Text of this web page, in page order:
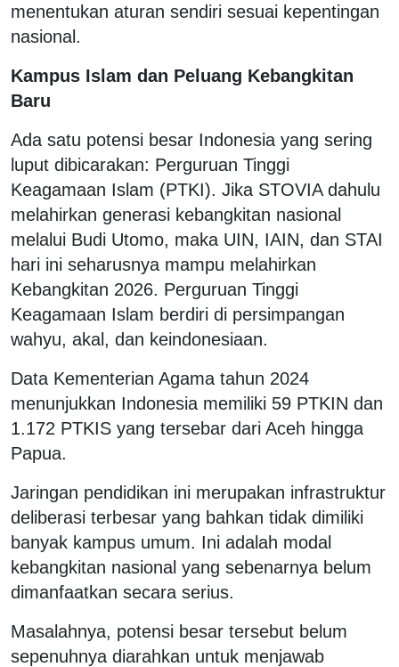
menentukan aturan sendiri sesuai kepentingan
nasional.
Kampus Islam dan Peluang Kebangkitan
Baru
Ada satu potensi besar Indonesia yang sering
luput dibicarakan: Perguruan Tinggi
Keagamaan Islam (PTKI). Jika STOVIA dahulu
melahirkan generasi kebangkitan nasional
melalui Budi Utomo, maka UIN, IAIN, dan STAI
hari ini seharusnya mampu melahirkan
Kebangkitan 2026. Perguruan Tinggi
Keagamaan Islam berdiri di persimpangan
wahyu, akal, dan keindonesiaan.
Data Kementerian Agama tahun 2024
menunjukkan Indonesia memiliki 59 PTKIN dan
1.172 PTKIS yang tersebar dari Aceh hingga
Papua.
Jaringan pendidikan ini merupakan infrastruktur
deliberasi terbesar yang bahkan tidak dimiliki
banyak kampus umum. Ini adalah modal
kebangkitan nasional yang sebenarnya belum
dimanfaatkan secara serius.
Masalahnya, potensi besar tersebut belum
sepenuhnya diarahkan untuk menjawab